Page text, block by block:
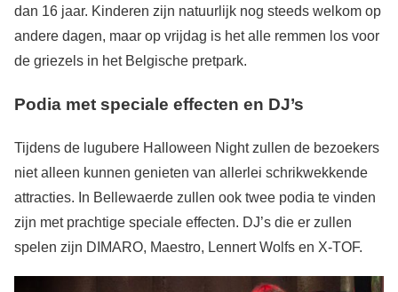
dan 16 jaar. Kinderen zijn natuurlijk nog steeds welkom op
andere dagen, maar op vrijdag is het alle remmen los voor
de griezels in het Belgische pretpark.
Podia met speciale effecten en DJ’s
Tijdens de lugubere Halloween Night zullen de bezoekers
niet alleen kunnen genieten van allerlei schrikwekkende
attracties. In Bellewaerde zullen ook twee podia te vinden
zijn met prachtige speciale effecten. DJ’s die er zullen
spelen zijn DIMARO, Maestro, Lennert Wolfs en X-TOF.